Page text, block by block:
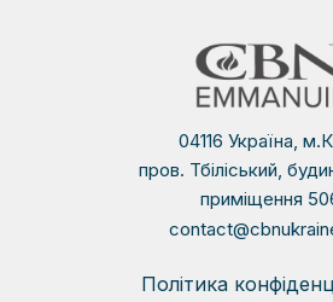
04116 Україна,
пров. Тбіліський,
приміщення
Політика